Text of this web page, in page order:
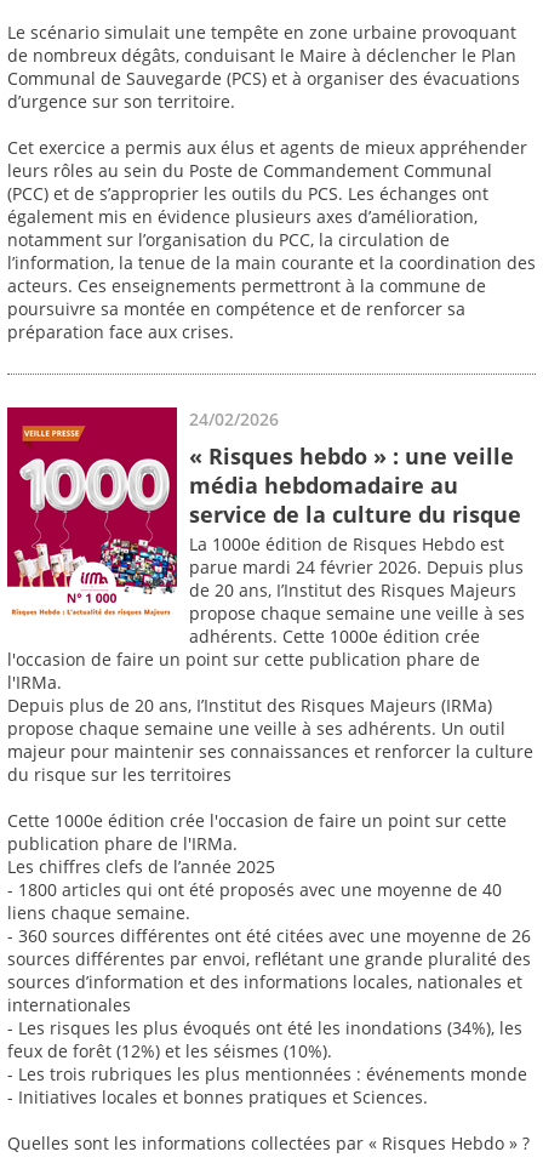
Le scénario simulait une tempête en zone urbaine provoquant
de nombreux dégâts, conduisant le Maire à déclencher le Plan
Communal de Sauvegarde (PCS) et à organiser des évacuations
d’urgence sur son territoire.
Cet exercice a permis aux élus et agents de mieux appréhender
leurs rôles au sein du Poste de Commandement Communal
(PCC) et de s’approprier les outils du PCS. Les échanges ont
également mis en évidence plusieurs axes d’amélioration,
notamment sur l’organisation du PCC, la circulation de
l’information, la tenue de la main courante et la coordination des
acteurs. Ces enseignements permettront à la commune de
poursuivre sa montée en compétence et de renforcer sa
préparation face aux crises.
24/02/2026
« Risques hebdo » : une veille
média hebdomadaire au
service de la culture du risque
La 1000e édition de Risques Hebdo est
parue mardi 24 février 2026. Depuis plus
de 20 ans, I’Institut des Risques Majeurs
propose chaque semaine une veille à ses
adhérents. Cette 1000e édition crée
l'occasion de faire un point sur cette publication phare de
l'IRMa.
Depuis plus de 20 ans, I’Institut des Risques Majeurs (IRMa)
propose chaque semaine une veille à ses adhérents. Un outil
majeur pour maintenir ses connaissances et renforcer la culture
du risque sur les territoires
Cette 1000e édition crée l'occasion de faire un point sur cette
publication phare de l'IRMa.
Les chiffres clefs de l’année 2025
- 1800 articles qui ont été proposés avec une moyenne de 40
liens chaque semaine.
- 360 sources différentes ont été citées avec une moyenne de 26
sources différentes par envoi, reflétant une grande pluralité des
sources d’information et des informations locales, nationales et
internationales
- Les risques les plus évoqués ont été les inondations (34%), les
feux de forêt (12%) et les séismes (10%).
- Les trois rubriques les plus mentionnées : événements monde
- Initiatives locales et bonnes pratiques et Sciences.
Quelles sont les informations collectées par « Risques Hebdo » ?